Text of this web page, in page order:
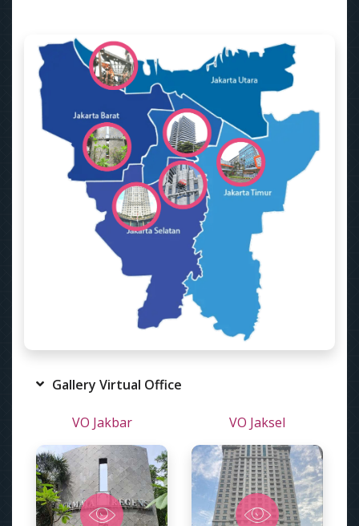
Gallery Virtual Office
VO Jakbar VO Jaksel